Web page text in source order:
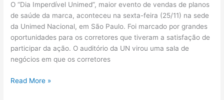
O “Dia Imperdível Unimed”, maior evento de vendas de planos
de saúde da marca, aconteceu na sexta-feira (25/11) na sede
da Unimed Nacional, em São Paulo. Foi marcado por grandes
oportunidades para os corretores que tiveram a satisfação de
participar da ação. O auditório da UN virou uma sala de
negócios em que os corretores
Read More »